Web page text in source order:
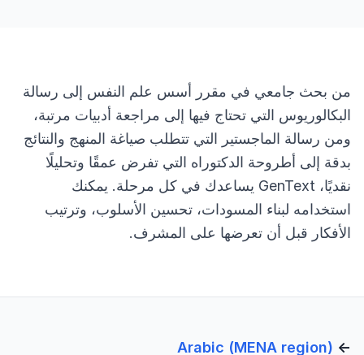
من بحث جامعي في مقرر أسس علم النفس إلى رسالة
البكالوريوس التي تحتاج فيها إلى مراجعة أدبيات مرتبة،
ومن رسالة الماجستير التي تتطلب صياغة المنهج والنتائج
بدقة إلى أطروحة الدكتوراه التي تفرض عمقًا وتحليلًا
نقديًا، GenText يساعدك في كل مرحلة. يمكنك
استخدامه لبناء المسودات، تحسين الأسلوب، وترتيب
الأفكار قبل أن تعرضها على المشرف.
←
Arabic (MENA region)